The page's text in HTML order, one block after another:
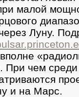
малой
Луну.
При чем
и на Марс.